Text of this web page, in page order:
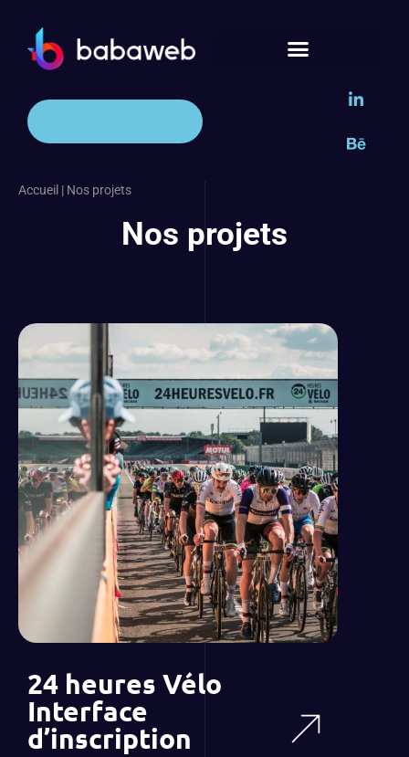
Accueil | Nos projets
Nos projets
24 heures Vélo
Interface
d’inscription